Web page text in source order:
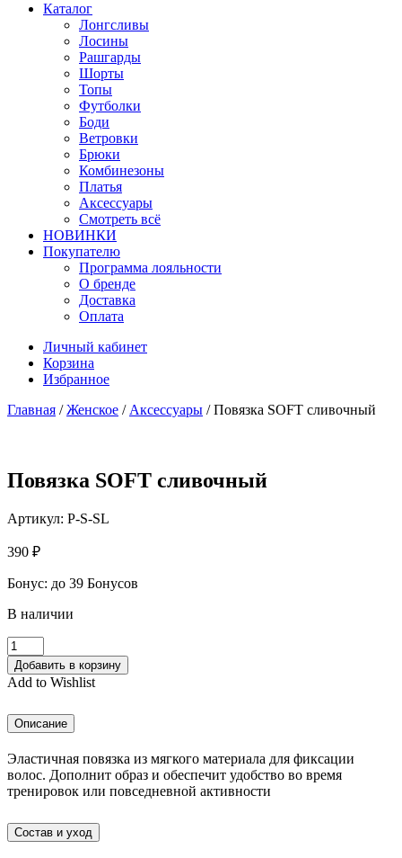
Каталог
Лонгсливы
Лосины
Рашгарды
Шорты
Топы
Футболки
Боди
Ветровки
Брюки
Комбинезоны
Платья
Аксессуары
Смотреть всё
НОВИНКИ
Покупателю
Программа лояльности
О бренде
Доставка
Оплата
Личный кабинет
Корзина
Избранное
Главная /Женское / Аксессуары / Повязка SOFT сливочный
Повязка SOFT сливочный
Артикул: P-S-SL
390 ₽
Бонус: до 39 Бонусов
В наличии
Количество
товара
Повязка
SOFT
Добавить в корзину
Add to Wishlist
Описание
Эластичная повязка из мягкого материала для фиксации
волос. Дополнит образ и обеспечит удобство во время
тренировок или повседневной активности
Состав и уход